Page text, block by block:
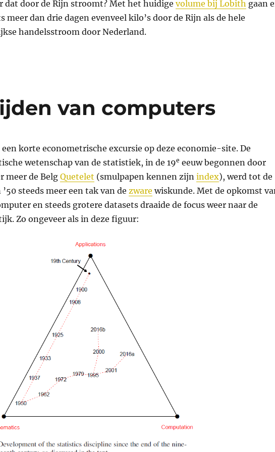
dat door de Rijn stroomt? Met het huidige volume bij Lobith gaan
meer dan drie dagen evenveel kilo’s door de Rijn als de hele
handelsstroom door Nederland.
van computers
een korte econometrische excursie op deze economie-site. De
wetenschap van de statistiek, in de 19e eeuw begonnen door
meer de BelgQuetelet (smulpapen kennen zijn index), werd tot de
steeds meer een tak van de zware wiskunde. Met de opkomst
en steeds grotere datasets draaide de focus weer naar de
Zo ongeveer als in deze figuur: